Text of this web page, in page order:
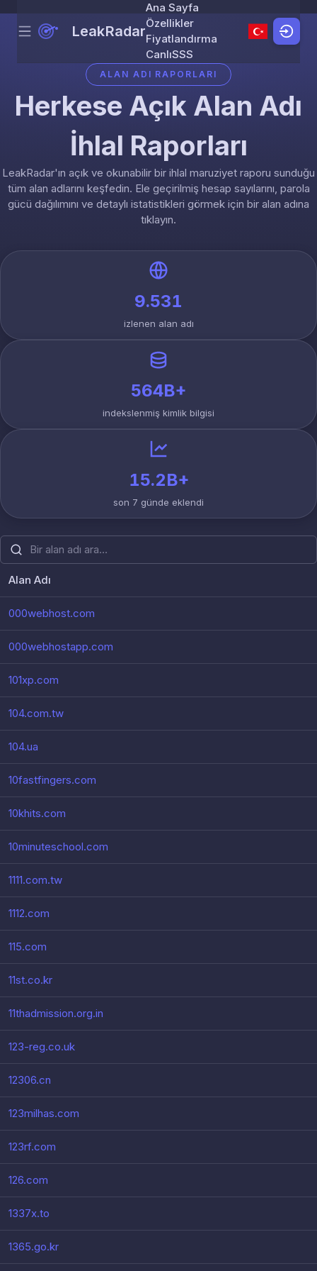
Skip to content
Menu LeakRadar
Ana Sayfa
Özellikler
Fiyatlandırma
CanlıSSS
ALAN ADI RAPORLARI
Herkese Açık Alan Adı
İhlal Raporları
LeakRadar'ın açık ve okunabilir bir ihlal maruziyet raporu sunduğu
tüm alan adlarını keşfedin. Ele geçirilmiş hesap sayılarını, parola
gücü dağılımını ve detaylı istatistikleri görmek için bir alan adına
tıklayın.
9.531
izlenen alan adı
564B+
indekslenmiş kimlik bilgisi
15.2B+
son 7 günde eklendi
Alan Adı
000webhost.com
000webhostapp.com
101xp.com
104.com.tw
104.ua
10fastfingers.com
10khits.com
10minuteschool.com
1111.com.tw
1112.com
115.com
11st.co.kr
11thadmission.org.in
123-reg.co.uk
12306.cn
123milhas.com
123rf.com
126.com
1337x.to
1365.go.kr